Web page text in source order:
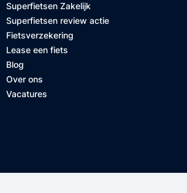
Superfietsen Zakelijk
Superfietsen review actie
Fietsverzekering
Lease een fiets
Blog
Over ons
Vacatures